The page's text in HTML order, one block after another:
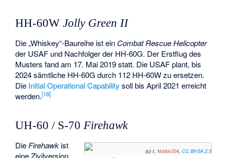
HH-60WJolly Green II
Die „Whiskey“-Baureihe ist ein Combat Rescue Helicopter
der USAF und Nachfolger der HH-60G. Der Erstflug des
Musters fand am 17. Mai 2019 statt. Die USAF plant, bis
2024 sämtliche HH-60G durch 112 HH-60W zu ersetzen.
Die Initial Operational Capability soll bis April 2021 erreicht
werden.[18]
UH-60 / S-70Firehawk
(c) I, NobbiUSA, CC BY-SA 2.5
Die Firehawk ist
eine Zivilversion,